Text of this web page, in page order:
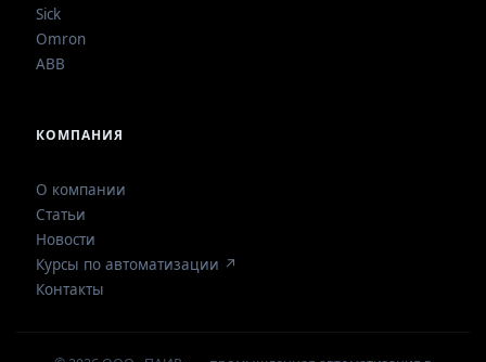
Sick
Omron
ABB
КОМПАНИЯ
О компании
Статьи
Новости
Курсы по автоматизации ↗
Контакты